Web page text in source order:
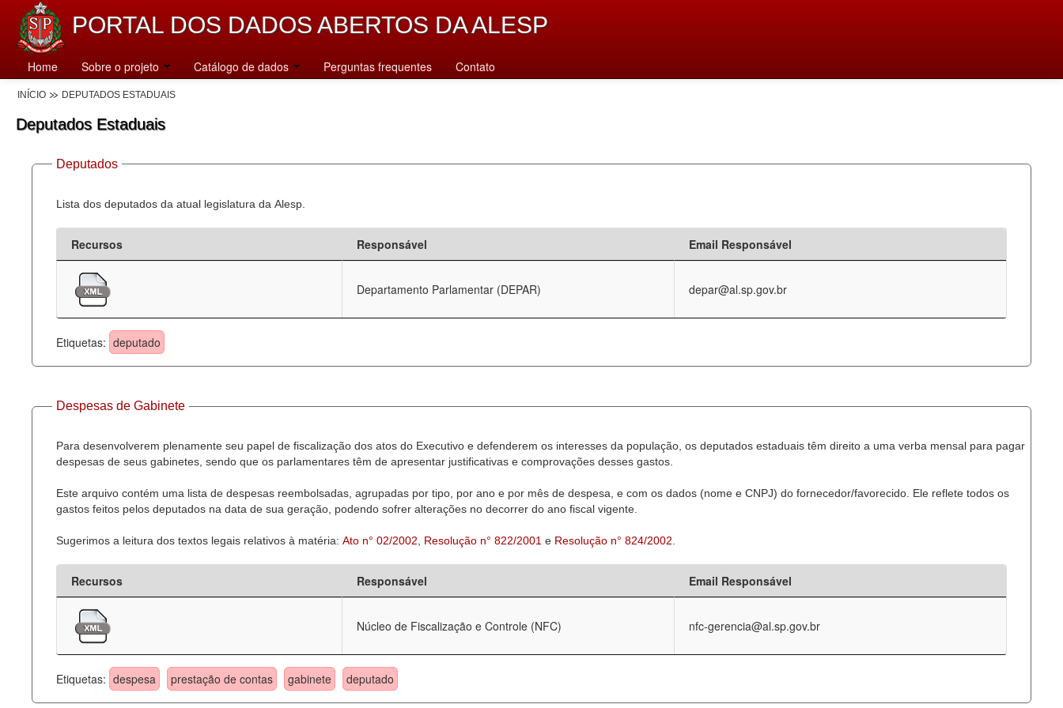
PORTAL DOS DADOS ABERTOS DA ALESP
Home Sobre o projeto Catálogo de dados Perguntas frequentes Contato
INÍCIO DEPUTADOS ESTADUAIS
Deputados Estaduais
Deputados
Lista dos deputados da atual legislatura da Alesp.
Recursos Responsável Email Responsável
Departamento Parlamentar (DEPAR) depar@al.sp.gov.br
Etiquetas: deputado
Despesas de Gabinete
Para desenvolverem plenamente seu papel de fiscalização dos atos do Executivo e defenderem os interesses da população, os deputados estaduais têm direito a uma verba mensal para pagar
despesas de seus gabinetes, sendo que os parlamentares têm de apresentar justificativas e comprovações desses gastos.
Este arquivo contém uma lista de despesas reembolsadas, agrupadas por tipo, por ano e por mês de despesa, e com os dados (nome e CNPJ) do fornecedor/favorecido. Ele reflete todos os
gastos feitos pelos deputados na data de sua geração, podendo sofrer alterações no decorrer do ano fiscal vigente.
Sugerimos a leitura dos textos legais relativos à matéria: Ato n° 02/2002 Resolução n° 822/2001 e Resolução n° 824/2002
Recursos Responsável Email Responsável
Núcleo de Fiscalização e Controle (NFC) nfc-gerencia@al.sp.gov.br
Etiquetas: despesa prestação de contas gabinete deputado